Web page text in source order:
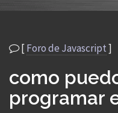
[Foro de Javascript]
como
programar